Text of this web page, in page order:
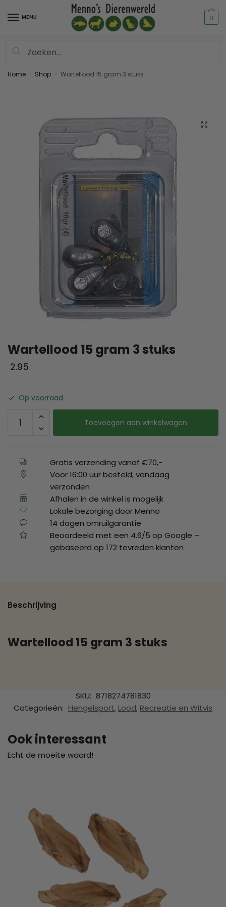
MENU 0
Home Shop Wartellood 15 gram 3 stuks
Wartellood 15 gram 3 stuks
2.95
Op voorraad
Toevoegen aan winkelwagen
Gratis verzending vanaf €70,-
Voor 16:00 uur besteld, vandaag
verzonden
Afhalen in de winkel is mogelijk
Lokale bezorging door Menno
14 dagen omruilgarantie
Beoordeeld met een 4.6/5 op Google –
gebaseerd op 172 tevreden klanten
Beschrijving
Wartellood 15 gram 3 stuks
SKU: 8718274781830
Categorieën: Hengelsport, Lood, Recreatie en Witvis
Ook interessant
Echt de moeite waard!